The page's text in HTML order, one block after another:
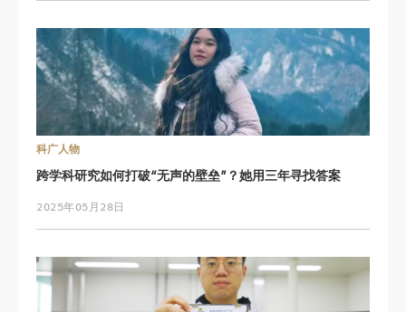
科广人物
跨学科研究如何打破“无声的壁垒”？她用三年寻找答案
2025年05月28日